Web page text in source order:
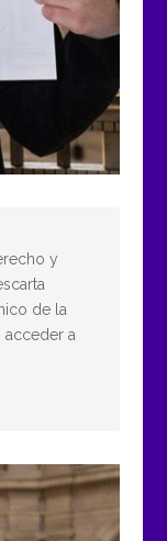
y
de la
acceder a